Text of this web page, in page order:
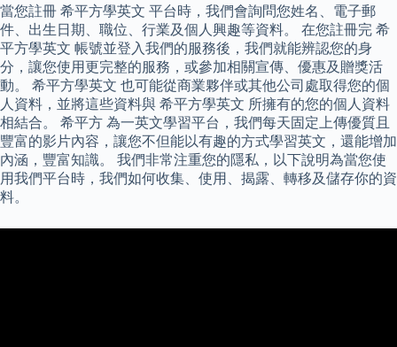
當您註冊 希平方學英文 平台時，我們會詢問您姓名、電子郵
件、出生日期、職位、行業及個人興趣等資料。 在您註冊完 希
平方學英文 帳號並登入我們的服務後，我們就能辨認您的身
分，讓您使用更完整的服務，或參加相關宣傳、優惠及贈獎活
動。 希平方學英文 也可能從商業夥伴或其他公司處取得您的個
人資料，並將這些資料與 希平方學英文 所擁有的您的個人資料
相結合。 希平方 為一英文學習平台，我們每天固定上傳優質且
豐富的影片內容，讓您不但能以有趣的方式學習英文，還能增加
內涵，豐富知識。 我們非常注重您的隱私，以下說明為當您使
用我們平台時，我們如何收集、使用、揭露、轉移及儲存你的資
料。